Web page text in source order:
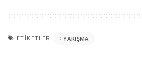
ETIKETLER: YARIŞMA